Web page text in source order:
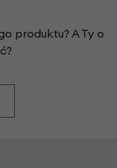
produktu? A Ty o